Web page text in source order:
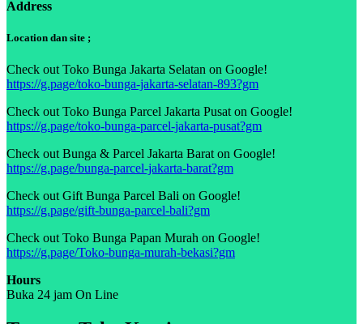
Address
Location dan site ;
Check out Toko Bunga Jakarta Selatan on Google!
https://g.page/toko-bunga-jakarta-selatan-893?gm
Check out Toko Bunga Parcel Jakarta Pusat on Google!
https://g.page/toko-bunga-parcel-jakarta-pusat?gm
Check out Bunga & Parcel Jakarta Barat on Google!
https://g.page/bunga-parcel-jakarta-barat?gm
Check out Gift Bunga Parcel Bali on Google!
https://g.page/gift-bunga-parcel-bali?gm
Check out Toko Bunga Papan Murah on Google!
https://g.page/Toko-bunga-murah-bekasi?gm
Hours
Buka 24 jam On Line